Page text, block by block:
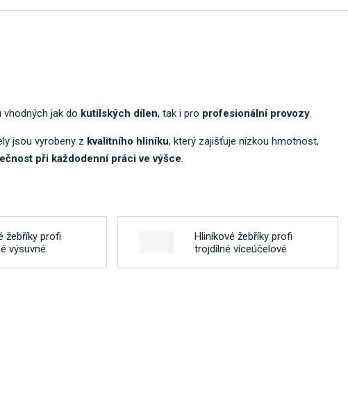
vhodných jak do kutilských dílen, tak i pro profesionální provozy.
jsou vyrobeny z kvalitního hliníku, který zajišťuje nízkou hmotnost,
při každodenní práci ve výšce.
žebříky profi
výsuvné
Hliníkové žebříky profi
trojdílné víceúčelové